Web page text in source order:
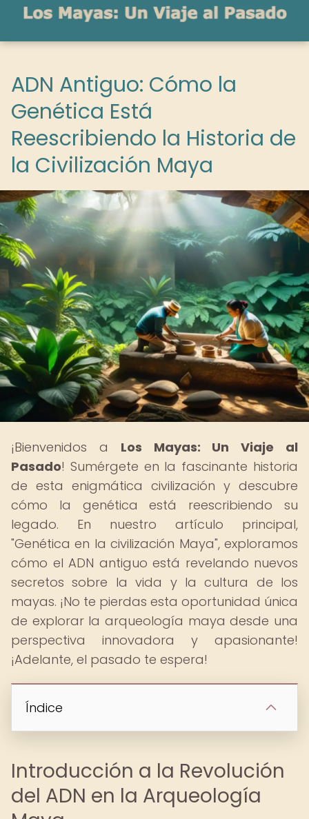
ADN Antiguo: Cómo la
Genética Está
Reescribiendo la Historia de
la Civilización Maya
¡Bienvenidos a Los Mayas: Un Viaje al
Pasado! Sumérgete en la fascinante historia
de esta enigmática civilización y descubre
cómo la genética está reescribiendo su
legado. En nuestro artículo principal,
"Genética en la civilización Maya", exploramos
cómo el ADN antiguo está revelando nuevos
secretos sobre la vida y la cultura de los
mayas. ¡No te pierdas esta oportunidad única
de explorar la arqueología maya desde una
perspectiva innovadora y apasionante!
¡Adelante, el pasado te espera!
Índice
Introducción a la Revolución
del ADN en la Arqueología